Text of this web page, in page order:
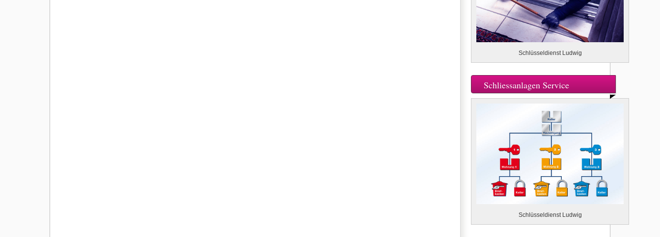
Schlüsseldienst Ludwig
Schliessanlagen Service
Schlüsseldienst Ludwig